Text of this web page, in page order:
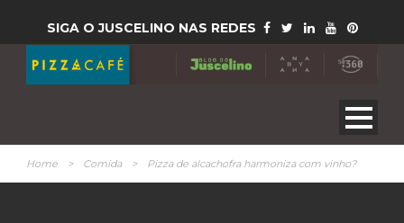
SIGA O JUSCELINO NAS REDES
Home > Comida > Pizza de alcachofra harmoniza com vinho?